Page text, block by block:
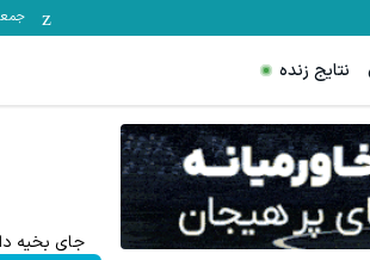
جمعه ۱۶
نتایج زنده
تا 60 درصد تخفیف ویژه جین وست + خرید در4 قسط